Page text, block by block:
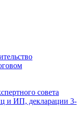
совета
и ИП, декларации 3-